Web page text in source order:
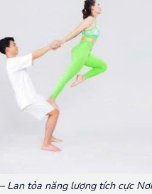
Lan tỏa năng lượng tích cực